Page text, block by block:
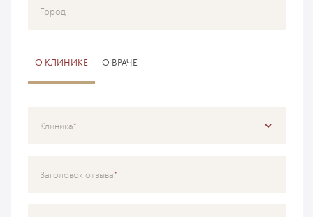
Город
О КЛИНИКЕ О ВРАЧЕ
Клиника
Специализация
Заголовок отзыва